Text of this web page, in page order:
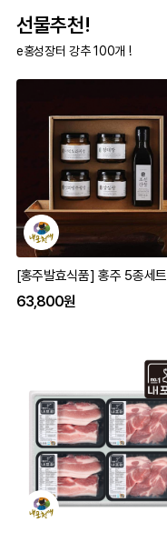
선물추천!
e홍성장터 강추 100개 !
[홍주발효식품] 홍주 5종세트
63,800원